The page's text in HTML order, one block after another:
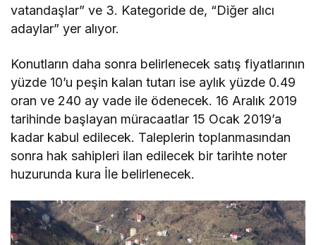
vatandaşlar” ve 3. Kategoride de, “Diğer alıcı
adaylar” yer alıyor.
Konutların daha sonra belirlenecek satış fiyatlarının
yüzde 10’u peşin kalan tutarı ise aylık yüzde 0.49
oran ve 240 ay vade ile ödenecek. 16 Aralık 2019
tarihinde başlayan müracaatlar 15 Ocak 2019’a
kadar kabul edilecek. Taleplerin toplanmasından
sonra hak sahipleri ilan edilecek bir tarihte noter
huzurunda kura İle belirlenecek.